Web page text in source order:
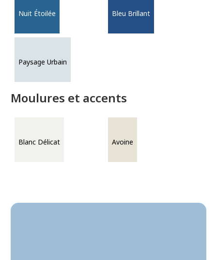
Nuit Étoilée Bleu Brillant
Paysage Urbain
Moulures et accents
Blanc Délicat Avoine